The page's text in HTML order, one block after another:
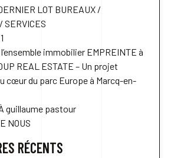
LOT BUREAUX /
SERVICES
immobilier EMPREINTE à
REAL ESTATE – Un projet
cœur du parc Europe à Marcq-en-
guillaume pastour
NOUS
RÉCENTS